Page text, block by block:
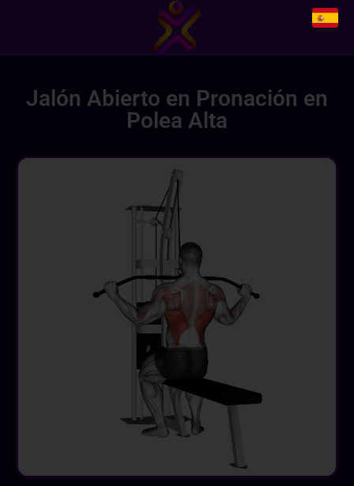
Jalón Abierto en Pronación en
Polea Alta